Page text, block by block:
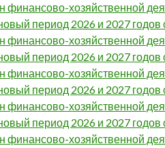
финансово-хозяйственной
период 2026 и 2027 годов
финансово-хозяйственной
период 2026 и 2027 годов
финансово-хозяйственной
период 2026 и 2027 годов
финансово-хозяйственной
период 2026 и 2027 годов
финансово-хозяйственной